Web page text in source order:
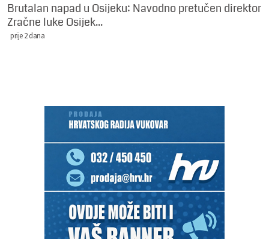
Brutalan napad u Osijeku: Navodno pretučen direktor
Zračne luke Osijek...
prije 2 dana